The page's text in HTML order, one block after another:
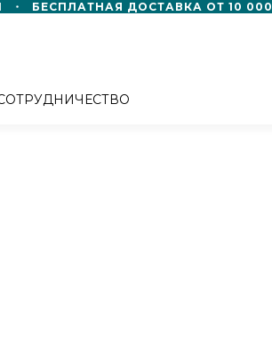
БЕСПЛАТНАЯ ДОСТАВКА ОТ 10 000 ₽